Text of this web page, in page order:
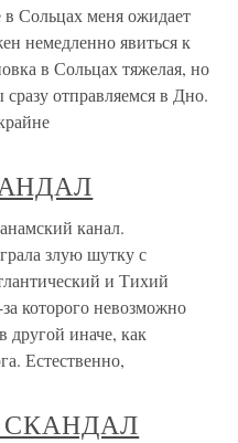
Сольцах меня ожидает
немедленно явиться к
в Сольцах тяжелая, но
отправляемся в Дно.
канал.
злую шутку с
и Тихий
которого невозможно
другой иначе, как
Естественно,